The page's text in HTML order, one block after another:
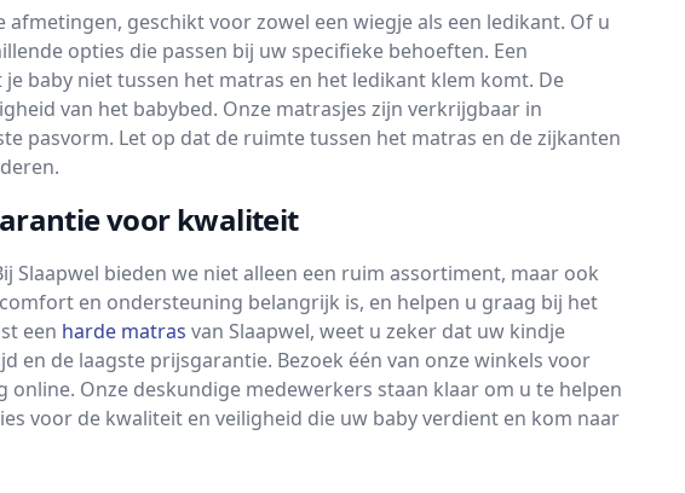
geschikt voor zowel een wiegje als een ledikant. Of u
opties die passen bij uw specifieke behoeften. Een
baby niet tussen het matras en het ledikant klem komt. De
van het babybed. Onze matrasjes zijn verkrijgbaar in
pasvorm. Let op dat de ruimte tussen het matras en de zijkanten
voor kwaliteit
Slaapwel bieden we niet alleen een ruim assortiment, maar ook
en ondersteuning belangrijk is, en helpen u graag bij het
een harde matras van Slaapwel, weet u zeker dat uw kindje
en de laagste prijsgarantie. Bezoek één van onze winkels voor
Onze deskundige medewerkers staan klaar om u te helpen
voor de kwaliteit en veiligheid die uw baby verdient en kom naar